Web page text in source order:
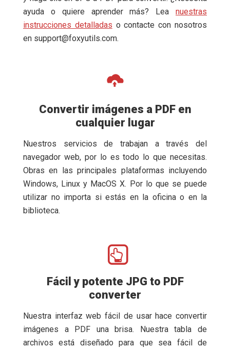
ayuda o quiere aprender más? Lea nuestras
instrucciones detalladas o contacte con nosotros
en support@foxyutils.com.
Convertir imágenes a PDF en
cualquier lugar
Nuestros servicios de trabajan a través del
navegador web, por lo es todo lo que necesitas.
Obras en las principales plataformas incluyendo
Windows, Linux y MacOS X. Por lo que se puede
utilizar no importa si estás en la oficina o en la
biblioteca.
Fácil y potente JPG to PDF
converter
Nuestra interfaz web fácil de usar hace convertir
imágenes a PDF una brisa. Nuestra tabla de
archivos está diseñado para que sea fácil de